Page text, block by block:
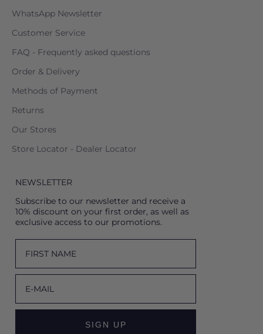
WhatsApp Newsletter
Customer Service
FAQ - Frequently asked questions
Order & Delivery
Methods of Payment
Returns
Our Stores
Store Locator - Dealer Locator
NEWSLETTER
Subscribe to our newsletter and receive a
10% discount on your first order, as well as
exclusive access to our promotions.
SIGN UP